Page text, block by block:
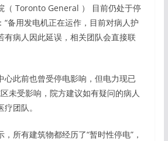
（ Toronto General ） 目前仍处于停
“备用发电机正在运作，目前对病人护
有病人因此延误，相关团队会直接联
心此前也曾受停电影响，但电力现已
未受影响，院方建议如有疑问的病人
团队。
所有建筑物都经历了“暂时性停电”，